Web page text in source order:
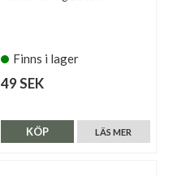
Finns i lager
49 SEK
LÄS MER
KÖP